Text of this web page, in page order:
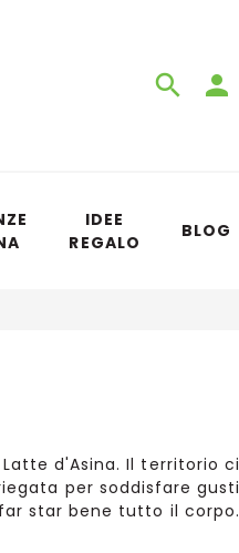
IDEE
REGALO
BLOG
d'Asina. Il territorio ci
per soddisfare gusti
star bene tutto il corpo.